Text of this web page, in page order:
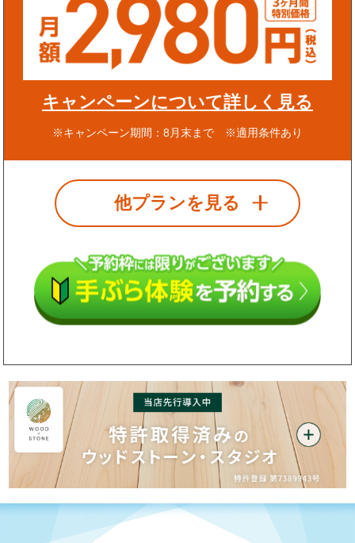
キャンペーンについて詳しく見る
※キャンペーン期間：8月末まで ※適用条件あり
他プランを見る